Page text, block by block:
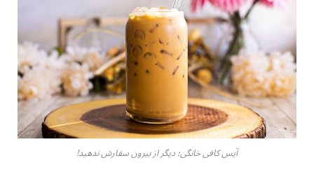
آیس کافی خانگی؛ دیگر از بیرون سفارش ندهید!